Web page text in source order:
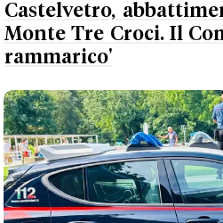
Castelvetro,
Monte Tre Croci. Il
rammarico'